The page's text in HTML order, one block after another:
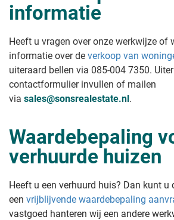
informatie
Heeft u vragen over onze werkwijze of
informatie over de verkoop van
uiteraard bellen via 085-004 7350.
contactformulier invullen of mailen
via sales@sonsrealestate.nl .
Waardebepaling
verhuurde huizen
Heeft u een verhuurd huis? Dan kunt u
een vrijblijvende waardebepaling
vastgoed hanteren wij een andere